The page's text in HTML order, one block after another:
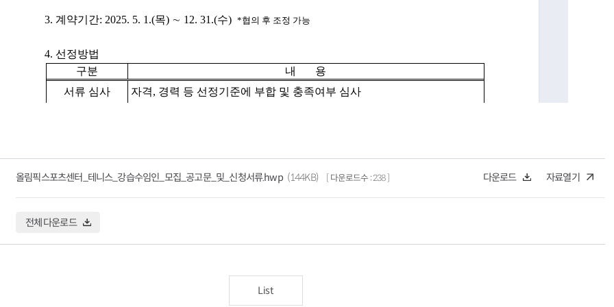
올림픽스포츠센터_테니스_강습수임인_모집_공고문_및_신청서류.hwp (144KB) 다운로드수 238 다운로드 자료열기
전체 다운로드
List